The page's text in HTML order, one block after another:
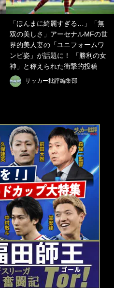
「ほんまに綺麗すぎる…」「無
双の美しさ」アーセナルMFの世
界的美人妻の「ユニフォームワ
ンピ姿」が話題に！ 「勝利の女
神」と称えられた衝撃的投稿
サッカー批評編集部